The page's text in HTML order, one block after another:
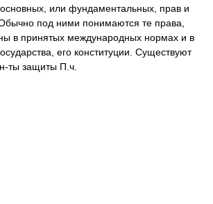
основных, или фундаментальных, прав и
под ними понимаются те права,
в принятых международных нормах и в
его конституции. Существуют
ты защиты П.ч.